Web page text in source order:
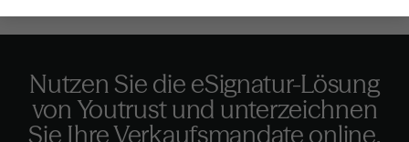
Nutzen Sie die eSignatur-Lösung
von Youtrust und unterzeichnen
Sie Ihre Verkaufsmandate online.